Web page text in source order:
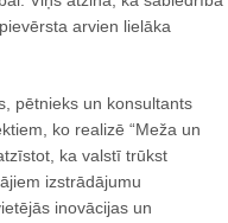
arvien lielāka
pētnieks un konsultants
ko realizē “Meža un
ka valstī trūkst
izstrādājumu
inovācijas un